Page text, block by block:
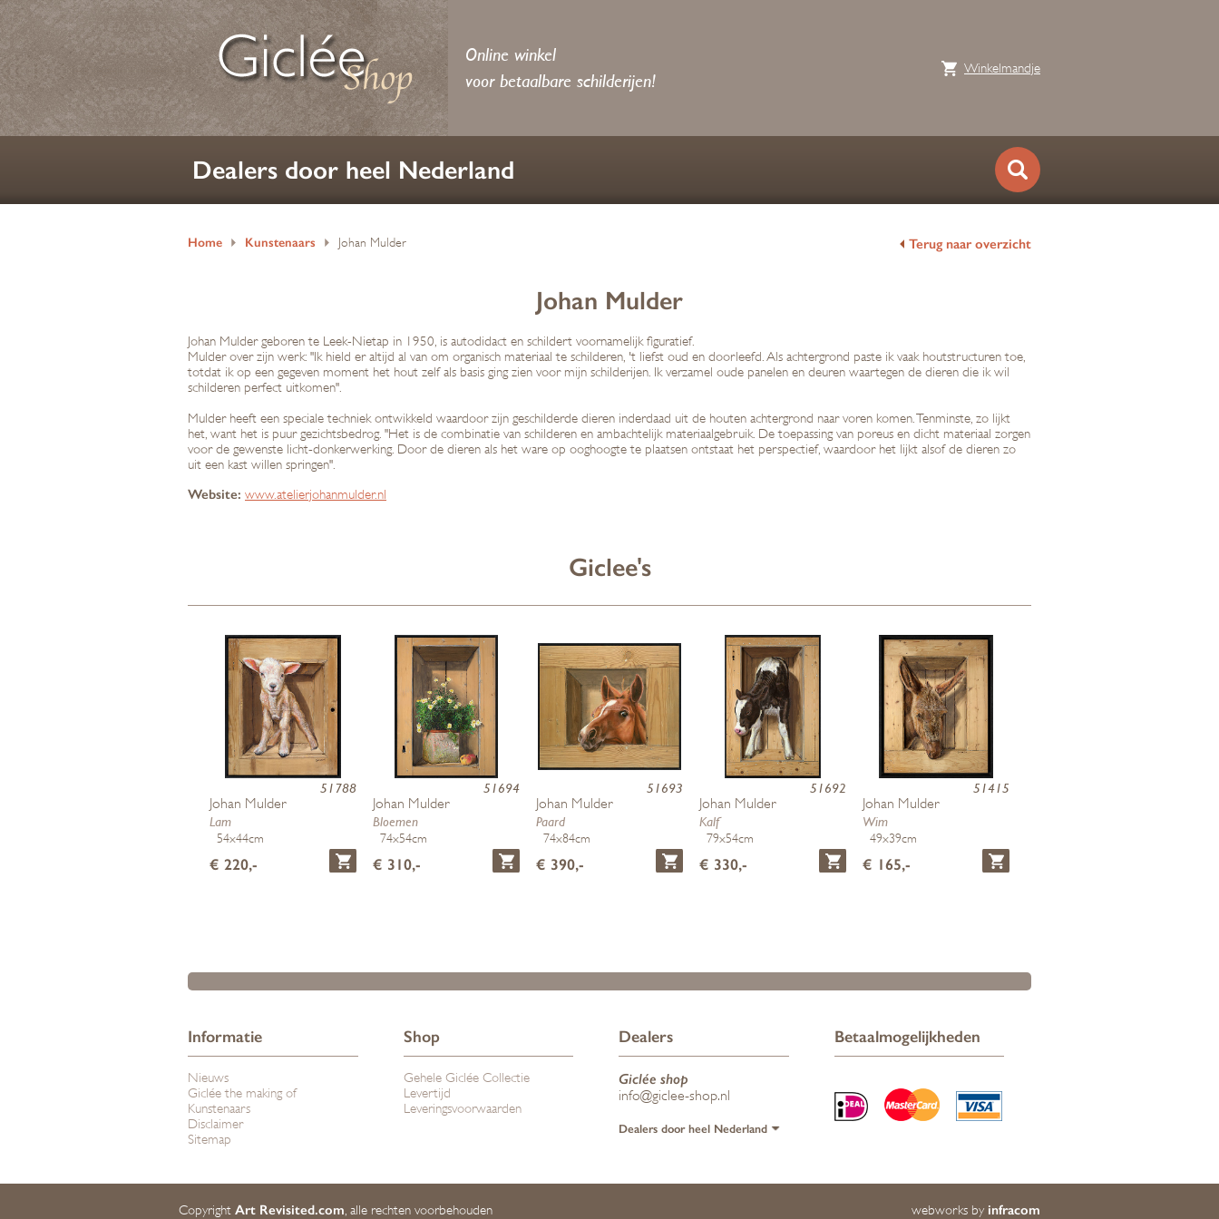
Online winkel
voor betaalbare schilderijen!
Winkelmandje
Dealers door heel Nederland
Home Kunstenaars Johan Mulder Terug naar overzicht
Johan Mulder
Johan Mulder geboren te Leek-Nietap in 1950, is autodidact en schildert voornamelijk figuratief.
Mulder over zijn werk: "Ik hield er altijd al van om organisch materiaal te schilderen, 't liefst oud en doorleefd. Als achtergrond paste ik vaak houtstructuren toe,
totdat ik op een gegeven moment het hout zelf als basis ging zien voor mijn schilderijen. Ik verzamel oude panelen en deuren waartegen de dieren die ik wil
schilderen perfect uitkomen".
Mulder heeft een speciale techniek ontwikkeld waardoor zijn geschilderde dieren inderdaad uit de houten achtergrond naar voren komen. Tenminste, zo lijkt
het, want het is puur gezichtsbedrog. "Het is de combinatie van schilderen en ambachtelijk materiaalgebruik. De toepassing van poreus en dicht materiaal zorgen
voor de gewenste licht-donkerwerking. Door de dieren als het ware op ooghoogte te plaatsen ontstaat het perspectief, waardoor het lijkt alsof de dieren zo
uit een kast willen springen".
Website: www.atelierjohanmulder.nl
Giclee's
51788
Johan Mulder
Lam
54x44cm
€ 220,-
51694
Johan Mulder
Bloemen
74x54cm
€ 310,-
51693
Johan Mulder
Paard
74x84cm
€ 390,-
51692
Johan Mulder
Kalf
79x54cm
€ 330,-
51415
Johan Mulder
Wim
49x39cm
€ 165,-
Informatie
Nieuws
Giclée the making of
Kunstenaars
Disclaimer
Sitemap
Shop
Gehele Giclée Collectie
Levertijd
Leveringsvoorwaarden
Dealers
Giclée shop
info@giclee-shop.nl
Dealers door heel Nederland
Betaalmogelijkheden
Copyright Art Revisited.com, alle rechten voorbehouden webworks by infracom